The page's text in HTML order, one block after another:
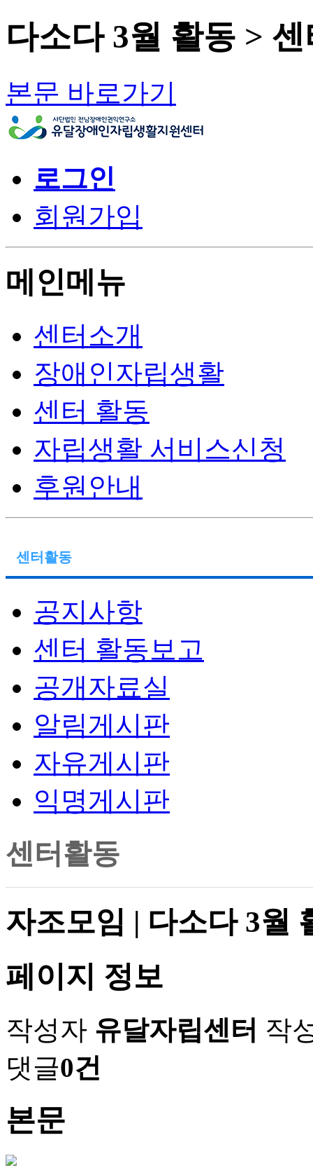
다소다 3월 활동 >
본문 바로가기
로그인
회원가입
메인메뉴
센터소개
장애인자립생활
센터 활동
자립생활 서비스신청
후원안내
센터활동
공지사항
센터 활동보고
공개자료실
알림게시판
자유게시판
익명게시판
센터활동
자조모임 | 다소다 3월
페이지 정보
작성자 유달자립센터 작
댓글0건
본문